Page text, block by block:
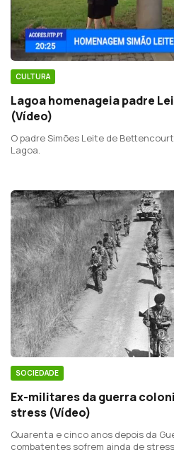
CULTURA
Lagoa homenageia padre
(Vídeo)
O padre Simões Leite de
Lagoa.
SOCIEDADE
Ex-militares da guerra
stress (Vídeo)
Quarenta e cinco anos depois da
combatentes sofrem ainda de